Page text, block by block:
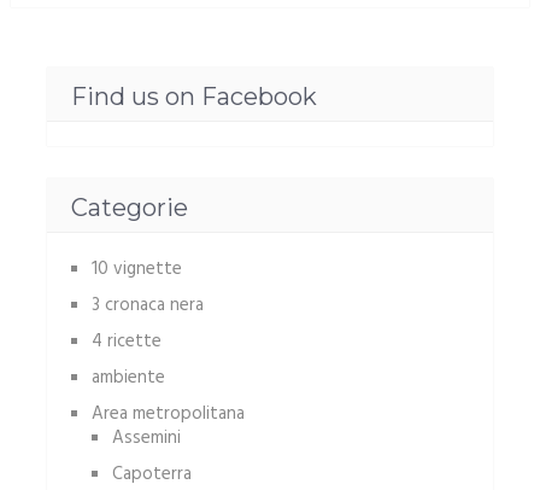
Find us on Facebook
Categorie
10 vignette
3 cronaca nera
4 ricette
ambiente
Area metropolitana
Assemini
Capoterra